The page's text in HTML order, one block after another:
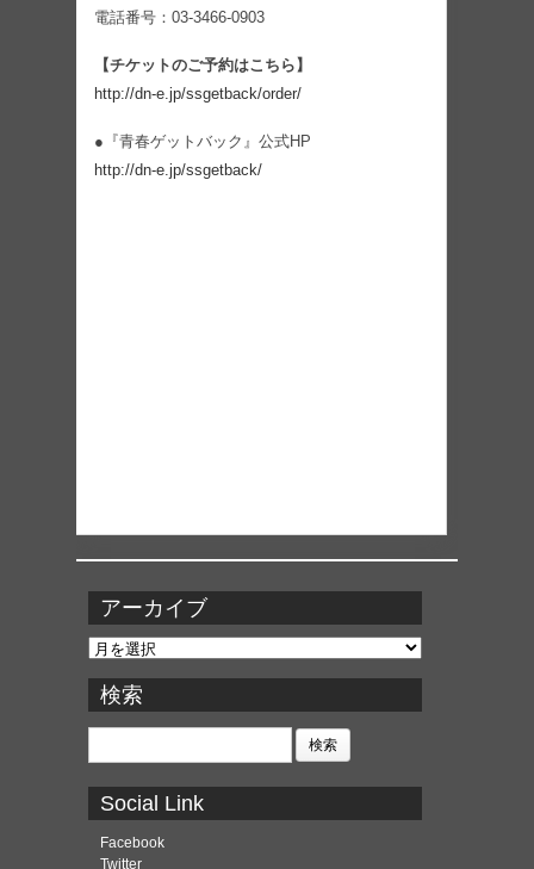
電話番号：03-3466-0903
【チケットのご予約はこちら】
http://dn-e.jp/ssgetback/order/
●『青春ゲットバック』公式HP
http://dn-e.jp/ssgetback/
アーカイブ
ア
カ
イ
ブ
検索
検
Social Link
Facebook
Twitter